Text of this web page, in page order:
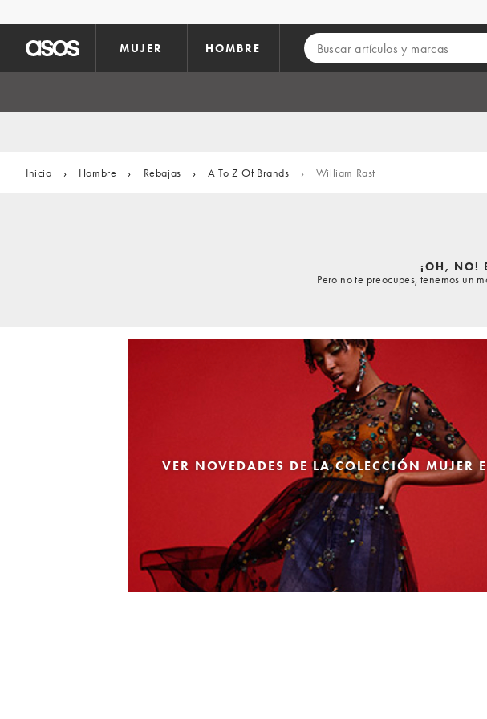
MUJER HOMBRE
Inicio › Hombre › Rebajas › A To Z Of Brands › William Rast
¡OH, NO!
Pero no te preocupes, tenemos un
VER NOVEDADES DE LA COLECCIÓN MUJER